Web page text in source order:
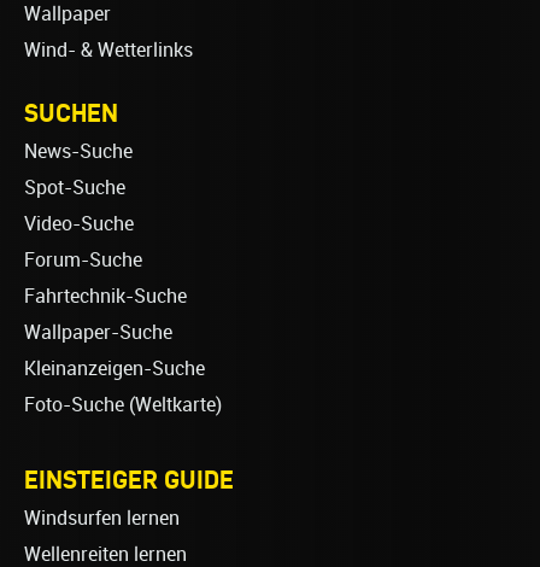
Wallpaper
Wind- & Wetterlinks
SUCHEN
News-Suche
Spot-Suche
Video-Suche
Forum-Suche
Fahrtechnik-Suche
Wallpaper-Suche
Kleinanzeigen-Suche
Foto-Suche (Weltkarte)
EINSTEIGER GUIDE
Windsurfen lernen
Wellenreiten lernen